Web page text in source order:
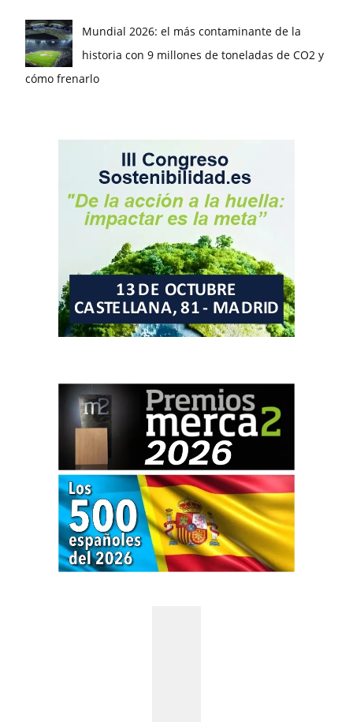
Mundial 2026: el más contaminante de la
historia con 9 millones de toneladas de CO2 y
cómo frenarlo